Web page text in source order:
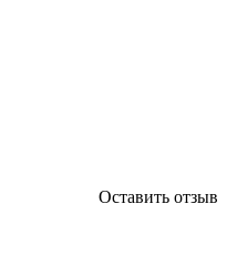
Оставить отзыв